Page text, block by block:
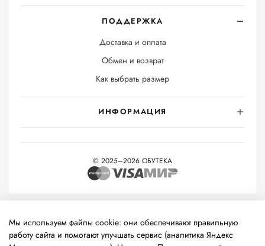
ПОДДЕРЖКА
Доставка и оплата
Обмен и возврат
Как выбрать размер
ИНФОРМАЦИЯ
© 2025–2026 ОБУТЕКА
технологии
(информационные технологии предоставления
информации на основе сбора, систематизации и анализа
сведений, относящихся к предпочтениям пользователей сети
Мы используем файлы cookie: они обеспечивают правильную
работу сайта и помогают улучшать сервис (аналитика Яндекс